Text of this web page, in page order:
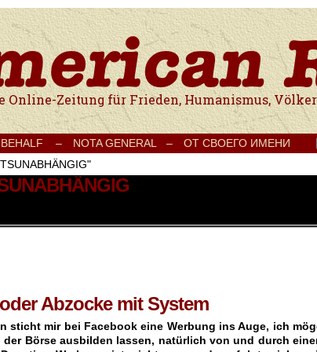
für Frieden, Humanismus, Völkerverständigung und
BEHALF – NOTA GENERAL – ОТ СВОЕГО ИМЕНИ
Abzocke mit System
sticht mir bei Facebook eine Werbung ins Auge, ich
der Börse ausbilden lassen, natürlich von und durch